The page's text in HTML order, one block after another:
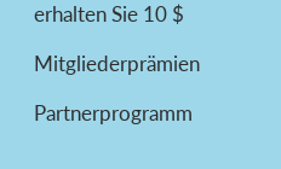
erhalten Sie 10 $
Mitgliederprämien
Partnerprogramm